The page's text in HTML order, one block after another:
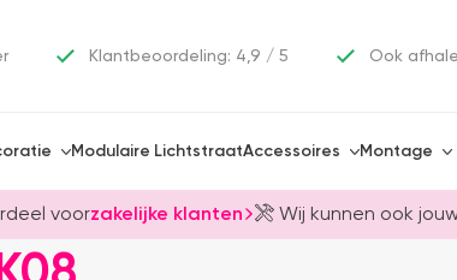
Klantbeoordeling: 4,9 / 5 Ook
Modulaire LichtstraatAccessoires Montage
voorzakelijke klanten Wij kunnen ook